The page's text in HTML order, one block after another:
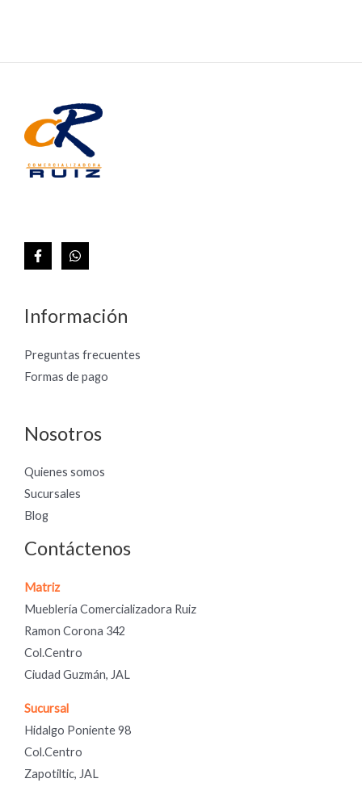
Información
Preguntas frecuentes
Formas de pago
Nosotros
Quienes somos
Sucursales
Blog
Contáctenos
Matriz
Mueblería Comercializadora Ruiz
Ramon Corona 342
Col.Centro
Ciudad Guzmán, JAL
Sucursal
Hidalgo Poniente 98
Col.Centro
Zapotiltic, JAL